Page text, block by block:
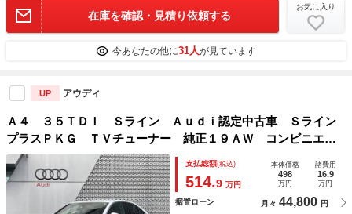
在庫を確認・見積り依頼する
お気に入り
今あなたの他に31人が見ています
UP アウディ
Ａ４ ３５ＴＤＩ Ｓライン Ａｕｄｉ認定中古車 Ｓライン
プラスＰＫＧ ＴＶチューナー 純正１９ＡＷ コンビニエン
スＰＫＧ プライバシーガラス ＡＣＣ サイドアシスト レ
ーンアシスト スマホインターフェイス 禁煙
支払総額(税込)
514.9 万円
本体価格
498
万円
諸費用
16.9
万円
据置ローン 月々 44,800 円